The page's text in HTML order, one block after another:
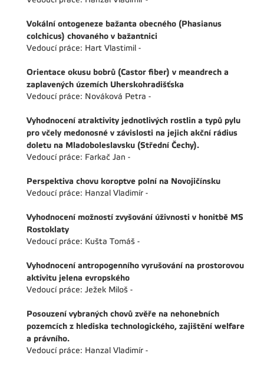
Vokální ontogeneze bažanta obecného (Phasianus
colchicus) chovaného v bažantnici
Vedoucí práce: Hart Vlastimil -
Orientace okusu bobrů (Castor fiber) v meandrech a
zaplavených územích Uherskohradišťska
Vedoucí práce: Nováková Petra -
Vyhodnocení atraktivity jednotlivých rostlin a typů pylu
pro včely medonosné v závislosti na jejich akční rádius
doletu na Mladoboleslavsku (Střední Čechy).
Vedoucí práce: Farkač Jan -
Perspektiva chovu koroptve polní na Novojičínsku
Vedoucí práce: Hanzal Vladimír -
Vyhodnocení možností zvyšování úživnosti v honitbě MS
Rostoklaty
Vedoucí práce: Kušta Tomáš -
Vyhodnocení antropogenního vyrušování na prostorovou
aktivitu jelena evropského
Vedoucí práce: Ježek Miloš -
Posouzení vybraných chovů zvěře na nehonebních
pozemcích z hlediska technologického, zajištění welfare
a právního.
Vedoucí práce: Hanzal Vladimír -